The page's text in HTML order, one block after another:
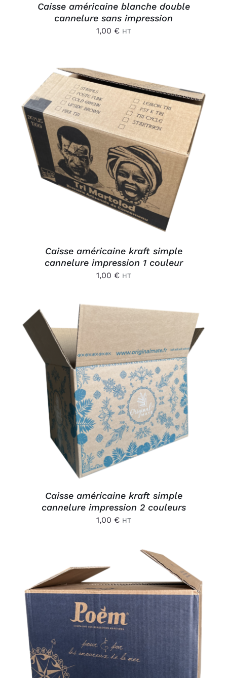
Caisse américaine blanche double
cannelure sans impression
1,00 € HT
AJOUTER AU PANIER
DÉTAILS
Caisse américaine kraft simple
cannelure impression 1 couleur
1,00 € HT
AJOUTER AU PANIER
/
DÉTAILS
Caisse américaine kraft simple
cannelure impression 2 couleurs
1,00 € HT
AJOUTER AU PANIER
DÉTAILS